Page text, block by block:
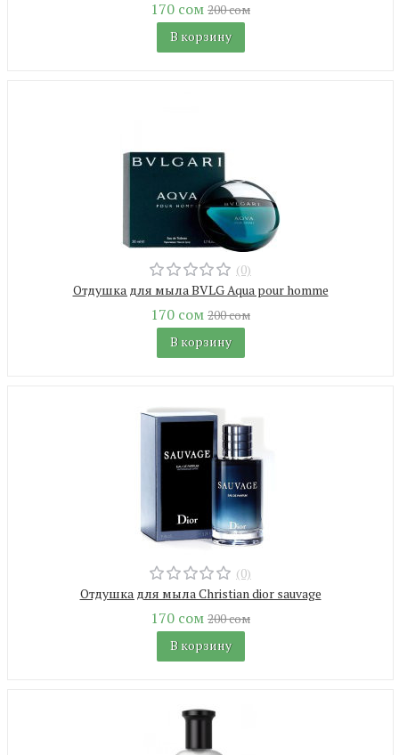
170 сом 200 сом
В корзину
(0)
Отдушка для мыла BVLG Aqua pour homme
170 сом 200 сом
В корзину
(0)
Отдушка для мыла Christian dior sauvage
170 сом 200 сом
В корзину